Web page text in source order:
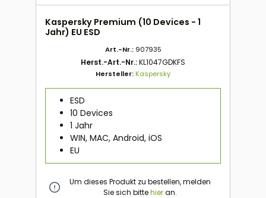
Kaspersky Premium (10 Devices - 1
Jahr) EU ESD
Art.-Nr.: 907935
Herst.-Art.-Nr.:KL1047GDKFS
Hersteller:Kaspersky
ESD
10 Devices
1 Jahr
WIN, MAC, Android, iOS
EU
Um dieses Produkt zu bestellen, melden
Sie sich bittehieran.